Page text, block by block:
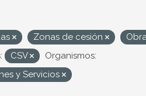
Zonas de cesión
CSV
Organismos:
y Servicios